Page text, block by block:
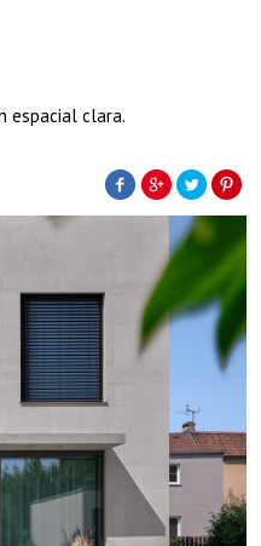
espacial clara.